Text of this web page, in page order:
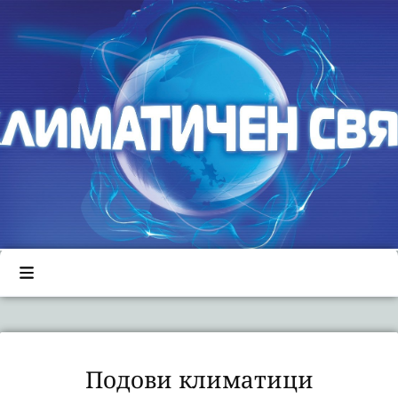
Подови климатици